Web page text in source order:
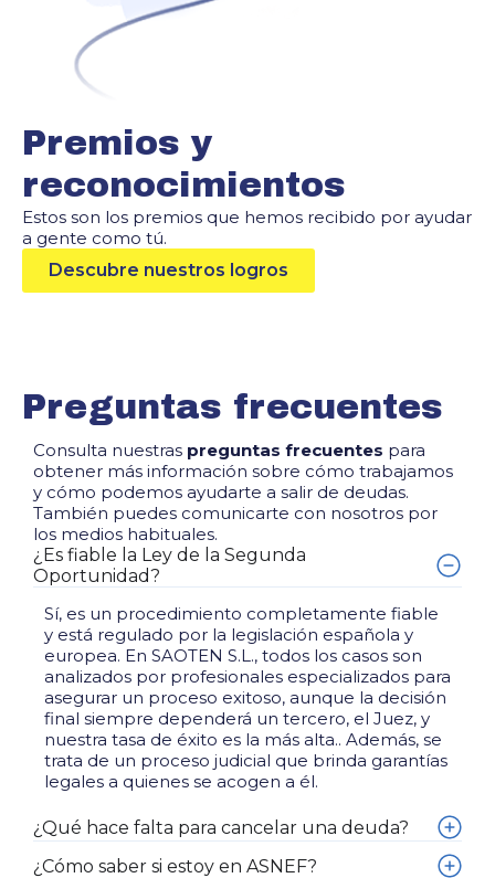
Premios y
reconocimientos
Estos son los premios que hemos recibido por ayudar
a gente como tú.
Descubre nuestros logros
Preguntas frecuentes
Consulta nuestras preguntas frecuentes para
obtener más información sobre cómo trabajamos
y cómo podemos ayudarte a salir de deudas.
También puedes comunicarte con nosotros por
los medios habituales.
¿Es fiable la Ley de la Segunda
Oportunidad?
Sí, es un procedimiento completamente fiable
y está regulado por la legislación española y
europea. En SAOTEN S.L., todos los casos son
analizados por profesionales especializados para
asegurar un proceso exitoso, aunque la decisión
final siempre dependerá un tercero, el Juez, y
nuestra tasa de éxito es la más alta.. Además, se
trata de un proceso judicial que brinda garantías
legales a quienes se acogen a él.
¿Qué hace falta para cancelar una deuda?
¿Cómo saber si estoy en ASNEF?